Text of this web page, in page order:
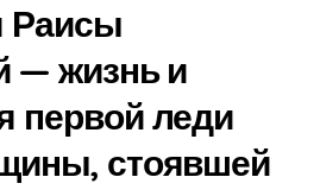
Раисы
— жизнь и
первой леди
стоявшей